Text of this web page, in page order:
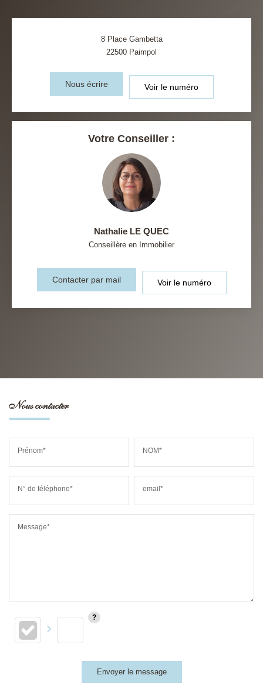
8 Place Gambetta
22500 Paimpol
Nous écrire Voir le numéro
Votre Conseiller :
Nathalie LE QUEC
Conseillère en Immobilier
Contacter par mail Voir le numéro
Nous contacter
Prénom* NOM*
N° de téléphone* email*
Message*
Envoyer le message